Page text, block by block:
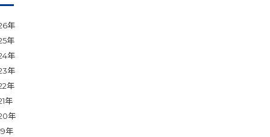
年
年
年
年
年
年
年
年